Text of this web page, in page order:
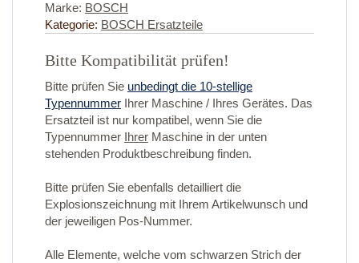
Marke: BOSCH
Kategorie: BOSCH Ersatzteile
Bitte Kompatibilität prüfen!
Bitte prüfen Sie unbedingt die 10-stellige
Typennummer Ihrer Maschine / Ihres Gerätes. Das
Ersatzteil ist nur kompatibel, wenn Sie die
Typennummer Ihrer Maschine in der unten
stehenden Produktbeschreibung finden.
Bitte prüfen Sie ebenfalls detailliert die
Explosionszeichnung mit Ihrem Artikelwunsch und
der jeweiligen Pos-Nummer.
Alle Elemente, welche vom schwarzen Strich der